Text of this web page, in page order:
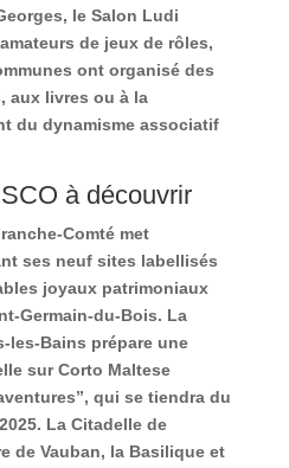
le Salon Ludi
de jeux de rôles,
ont organisé des
aux livres ou à la
du dynamisme associatif
à découvrir
Comté met
ses neuf sites labellisés
joyaux patrimoniaux
Germain-du-Bois. La
les-Bains prépare une
sur Corto Maltese
qui se tiendra du
La Citadelle de
de Vauban, la Basilique et